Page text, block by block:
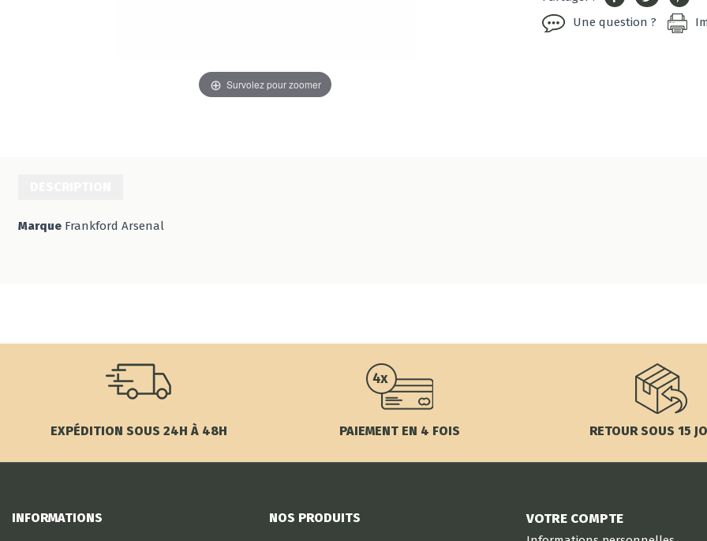
Survolez pour zoomer
Une question ?
Marque Frankford Arsenal
EXPÉDITION SOUS 24H À 48H PAIEMENT EN 4 FOIS RETOUR SOUS 15
INFORMATIONS NOS PRODUITS VOTRE COMPTE